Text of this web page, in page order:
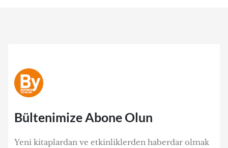
Bültenimize Abone Olun
Yeni kitaplardan ve etkinliklerden haberdar olmak